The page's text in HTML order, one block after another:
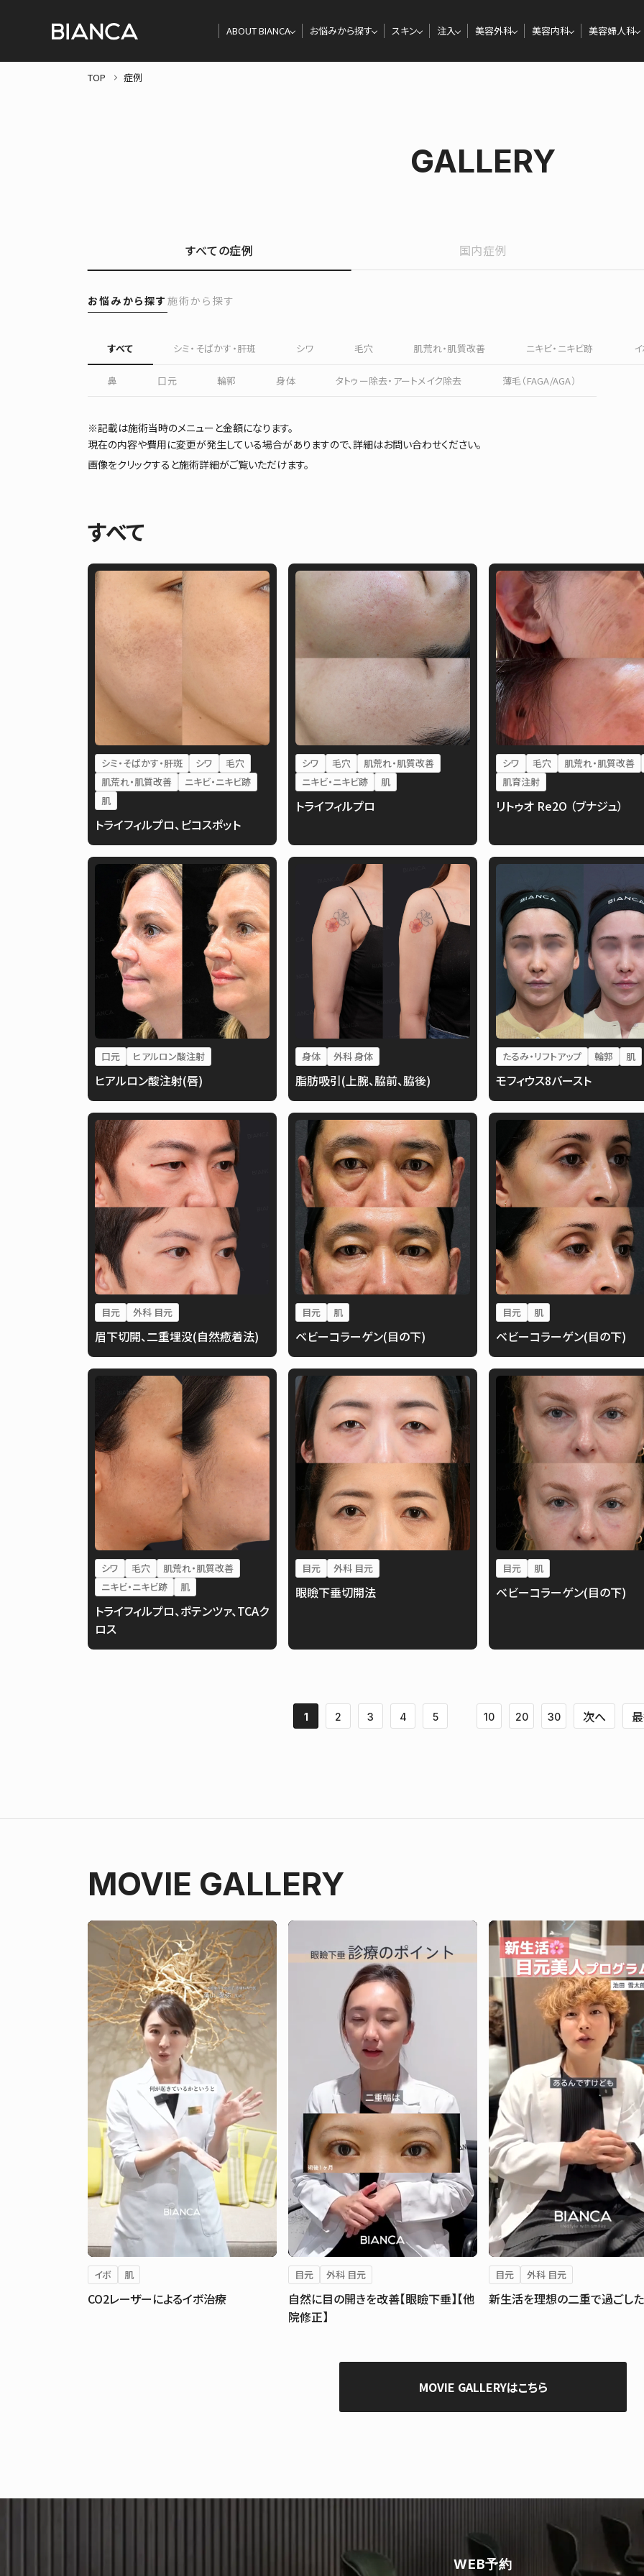
ABOUT BIANCA お悩みから探す スキン 注入 美容外科 美容内科 美容婦人科
TOP 症例
GALLERY
すべての症例 国内症例
お悩みから探す 施術から探す
すべて シミ・そばかす・肝斑 シワ 毛穴 肌荒れ・肌質改善 ニキビ・ニキビ跡
鼻 口元 輪郭 身体 タトゥー除去・アートメイク除去 薄毛（FAGA/AGA）
※記載は施術当時のメニューと金額になります。
現在の内容や費用に変更が発生している場合がありますので、詳細はお問い合わせください。
画像をクリックすると施術詳細がご覧いただけます。
すべて
シミ・そばかす・肝斑 シワ
毛穴
肌荒れ・肌質改善
ニキビ・ニキビ跡
肌
トライフィルプロ、ピコスポット
シワ 毛穴
肌荒れ・肌質改善
ニキビ・ニキビ跡
肌
トライフィルプロ
シワ 毛穴
肌荒れ・肌質改善
肌育注射
リトゥオ Re2O （ブナジュ）
口元 ヒアルロン酸注射
ヒアルロン酸注射(唇)
身体 外科 身体
脂肪吸引(上腕、脇前、脇後)
たるみ・リフトアップ 輪郭 肌
モフィウス8バースト
目元 外科 目元
眉下切開、二重埋没(自然癒着法)
目元 肌
ベビーコラーゲン(目の下)
目元 肌
ベビーコラーゲン(目の下)
シワ 毛穴
肌荒れ・肌質改善
ニキビ・ニキビ跡
肌
トライフィルプロ、ポテンツァ、TCAク
ロス
目元 外科 目元
眼瞼下垂切開法
目元 肌
ベビーコラーゲン(目の下)
1 2 3 4 5 10 20 30 次へ
MOVIE GALLERY
イボ 肌
CO2レーザーによるイボ治療
目元 外科 目元
自然に目の開きを改善【眼瞼下垂】【他
院修正】
目元 外科 目元
新生活を理想の二重で過ごし
MOVIE GALLERYはこちら
WEB予約